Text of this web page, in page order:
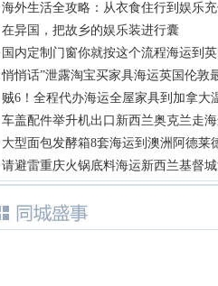
海外生活全攻略：从衣食住行到娱乐
在异国，把故乡的娱乐装进行囊
国内定制门窗你就按这个流程海运到
悄悄话”泄露淘宝买家具海运英国伦敦
贼6！全程代办海运全屋家具到加拿大
车盖配件举升机出口新西兰奥克兰走
大型面包发酵箱8套海运到澳洲阿德莱
请避雷重庆火锅底料海运新西兰基督